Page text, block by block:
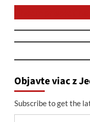
Objavte viac z
Subscribe to get the
Type your email…